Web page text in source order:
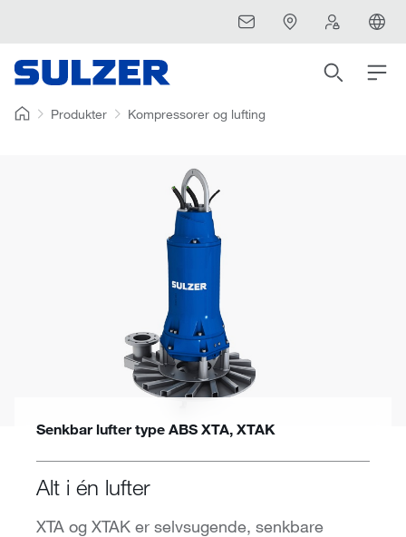
Produkter Kompressorer og lufting
Senkbar lufter type ABS XTA, XTAK
Alt i én lufter
XTA og XTAK er selvsugende, senkbare